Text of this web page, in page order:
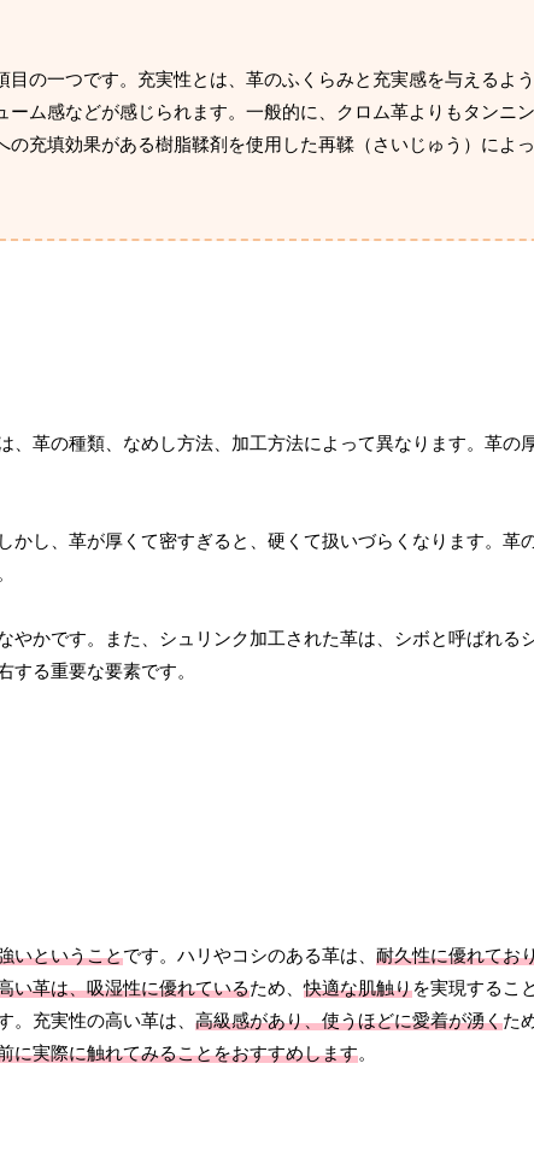
の一つです。充実性とは、革のふくらみと充実感を与えるよ
ム感などが感じられます。一般的に、クロム革よりもタンニ
充填効果がある樹脂鞣剤を使用した再鞣（さいじゅう）によっ
、革の種類、なめし方法、加工方法によって異なります。革の
し、革が厚くて密すぎると、硬くて扱いづらくなります。革
かです。また、シュリンク加工された革は、シボと呼ばれる
する重要な要素です。
いということです。ハリやコシのある革は、 耐久性に優れてお
い革は、吸湿性に優れているため、快適な肌触りを実現するこ
。充実性の高い革は、 高級感があり、使うほどに愛着が湧くた
に実際に触れてみることをおすすめします。